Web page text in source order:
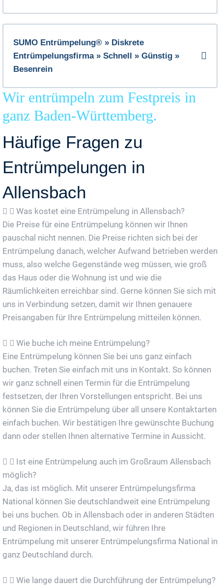
SUMO Entrümpelung® » Diskrete
Entrümpelungsfirma » Schnell » Günstig »
Besenrein
Wir entrümpeln zum Festpreis in
ganz Baden-Württemberg.
Häufige Fragen zu
Entrümpelungen in
Allensbach
Was kostet eine Entrümpelung in Allensbach?
Die Preise für eine Entrümpelung können wir Ihnen
pauschal nicht nennen. Die Preise richten sich bei der
Entrümpelung danach, welcher Aufwand betrieben werden
muss, also welche Gegenstände weg müssen, wie groß
das Haus oder die Wohnung ist und wie die
Räumlichkeiten erreichbar sind. Gerne können Sie sich mit
uns in Verbindung setzen, damit wir Ihnen genauere
Preisangaben für Ihre Entrümpelung mitteilen können.
Wie buche ich meine Entrümpelung?
Eine Entrümpelung können Sie bei uns ganz einfach
buchen. Treten Sie einfach mit uns in Kontakt. So können
wir ganz schnell einen Termin für die Entrümpelung
festsetzen, der Ihren Vorstellungen entspricht. Bei uns
können Sie die Entrümpelung über all unsere Kontaktarten
einfach buchen. Wir bestätigen Ihre gewünschte Buchung
dann oder stellen Ihnen alternative Termine in Aussicht.
Ist eine Entrümpelung auch im Großraum Allensbach
möglich?
Ja, das ist möglich. Mit unserer Entrümpelungsfirma
National können Sie deutschlandweit eine Entrümpelung
bei uns buchen. Ob in Allensbach oder in anderen Städten
und Regionen in Deutschland, wir führen Ihre
Entrümpelung mit unserer Entrümpelungsfirma National in
ganz Deutschland durch.
Wie lange dauert die Durchführung der Entrümpelung?